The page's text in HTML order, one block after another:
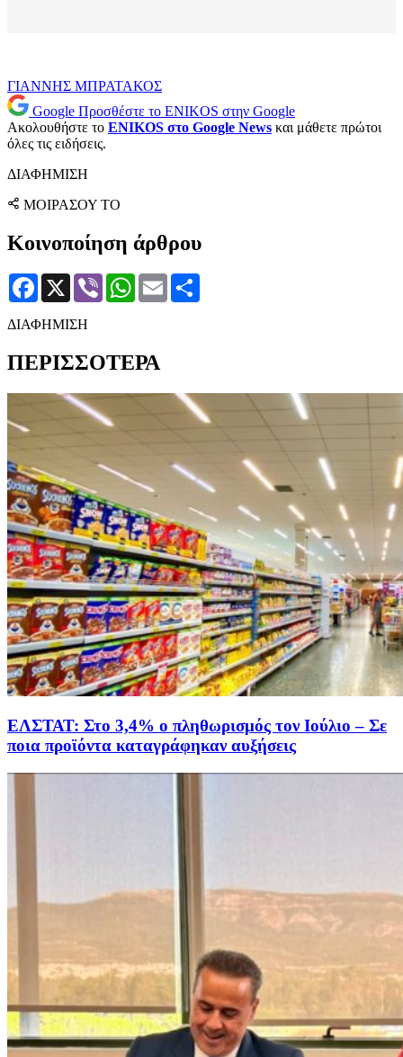
ΓΙΑΝΝΗΣ ΜΠΡΑΤΑΚΟΣ
Google Προσθέστε το ENIKOS στην Google
Ακολουθήστε το ENIKOS στο Google News και μάθετε πρώτοι
όλες τις ειδήσεις.
ΔΙΑΦΗΜΙΣΗ
ΜΟΙΡΑΣΟΥ ΤΟ
Κοινοποίηση άρθρου
Facebook
X Viber WhatsApp
Email
ΔΙΑΦΗΜΙΣΗ
ΠΕΡΙΣΣΟΤΕΡΑ
ΕΛΣΤΑΤ: Στο 3,4% ο πληθωρισμός τον Ιούλιο – Σε
ποια προϊόντα καταγράφηκαν αυξήσεις